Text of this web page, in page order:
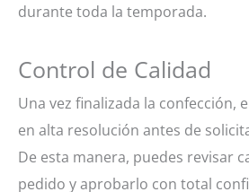
durante toda la temporada.
Control de Calidad
Una vez finalizada la confección,
en alta resolución antes de
De esta manera, puedes revisar
pedido y aprobarlo con total